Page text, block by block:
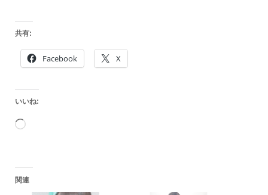
共有:
Facebook X
いいね:
読
込
関連